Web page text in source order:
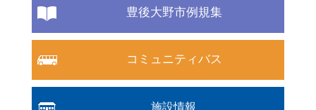
豊後大野市例規集
コミュニティバス
施設情報